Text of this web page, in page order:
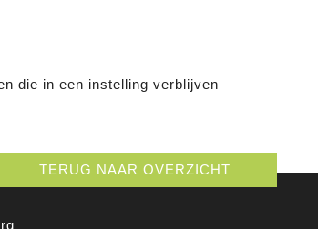
die in een instelling verblijven
TERUG NAAR OVERZICHT